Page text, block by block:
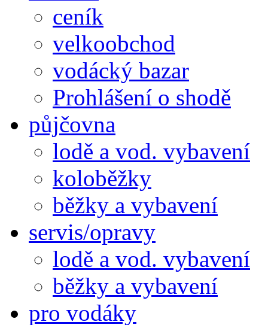
ceník
velkoobchod
vodácký bazar
Prohlášení o shodě
půjčovna
lodě a vod. vybavení
koloběžky
běžky a vybavení
servis/opravy
lodě a vod. vybavení
běžky a vybavení
pro vodáky